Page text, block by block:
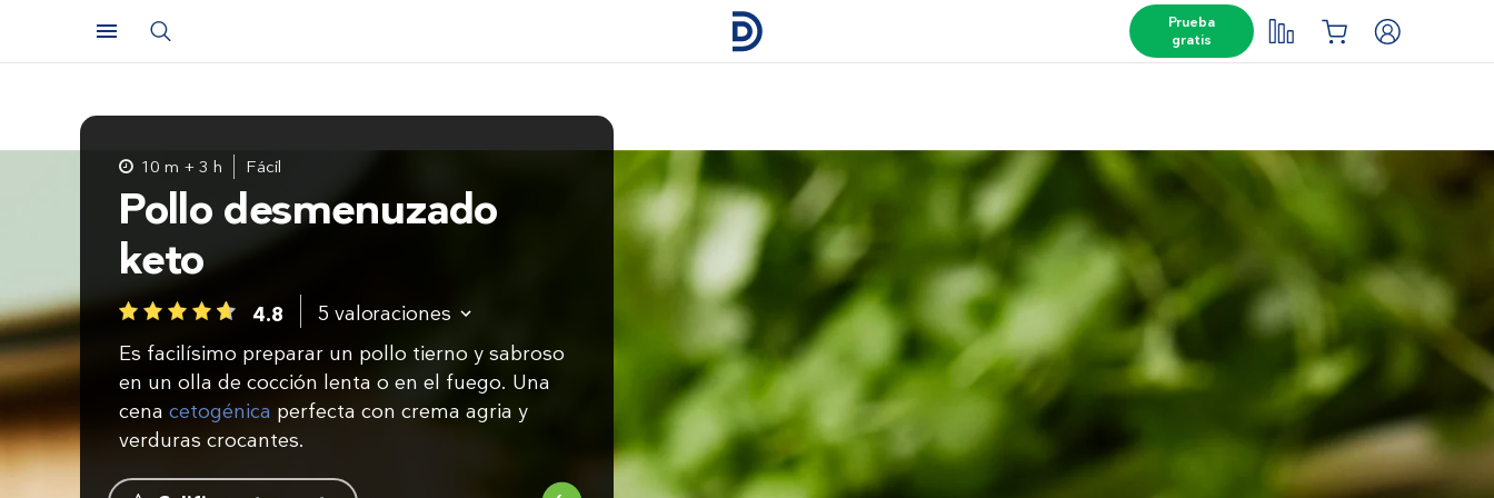
Prueba
gratis
Pollo desmenuzado
keto
1 2 3 4 5 4.8 5 valoraciones
Es facilísimo preparar un pollo tierno y sabroso
en un olla de cocción lenta o en el fuego. Una
cena cetogénica perfecta con crema agria y
verduras crocantes.
10 m + 3 h Fácil